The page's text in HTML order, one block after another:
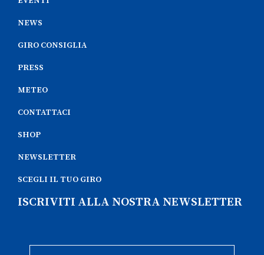
NEWS
GIRO CONSIGLIA
PRESS
METEO
CONTATTACI
SHOP
NEWSLETTER
SCEGLI IL TUO GIRO
ISCRIVITI ALLA NOSTRA NEWSLETTER